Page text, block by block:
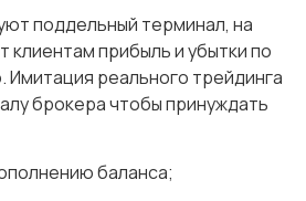
поддельный терминал, на
клиентам прибыль и убытки по
реального трейдинга
брокера чтобы принуждать
баланса;